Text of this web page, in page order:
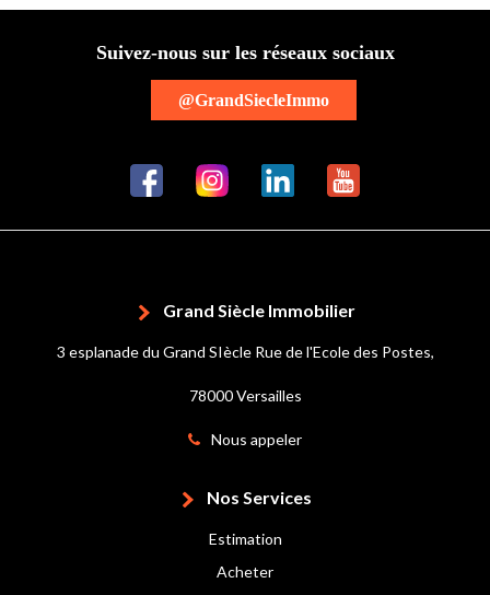
Suivez-nous sur les réseaux sociaux
@GrandSiecleImmo
Grand Siècle Immobilier
3 esplanade du Grand SIècle Rue de l'Ecole des Postes,
78000 Versailles
Nous appeler
Nos Services
Estimation
Acheter